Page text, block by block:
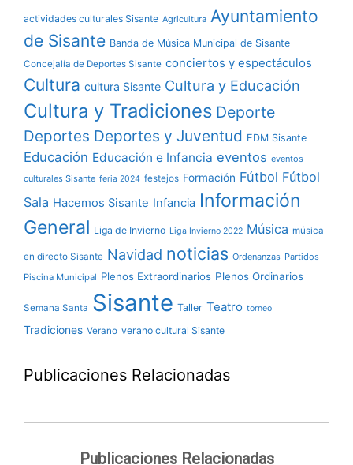
actividades culturales Sisante Agricultura Ayuntamiento
de Sisante Banda de Música Municipal de Sisante
Concejalía de Deportes Sisante conciertos y espectáculos
Cultura cultura Sisante Cultura y Educación
Cultura y Tradiciones Deporte
Deportes Deportes y Juventud EDM Sisante
Educación Educación e Infancia eventos eventos
culturales Sisante feria 2024 festejos Formación Fútbol Fútbol
Sala Hacemos Sisante Infancia Información
General Liga de Invierno Liga Invierno 2022 Música música
en directo Sisante Navidad noticias Ordenanzas Partidos
Piscina Municipal Plenos Extraordinarios Plenos Ordinarios
Semana Santa Sisante Taller Teatro torneo
Tradiciones Verano verano cultural Sisante
Publicaciones Relacionadas
Publicaciones Relacionadas